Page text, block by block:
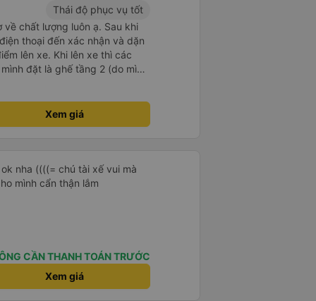
Thái độ phục vụ tốt
chất lượng luôn ạ. Sau khi
thoại đến xác nhận và dặn
lên xe. Khi lên xe thì các
đặt là ghế tầng 2 (do mình
Anh đó nhắc mình cất kĩ
thật. Nói chung thái độ và
ngon lành. Đặc biệt là
1m61 nhưng vẫn dư rất
vexere.com và nhà xe Sâm
đâu nha :v)
Xem giá
nha ((((= chú tài xế vui mà
mình cẩn thận lắm
CẦN THANH TOÁN TRƯỚC
Xem giá